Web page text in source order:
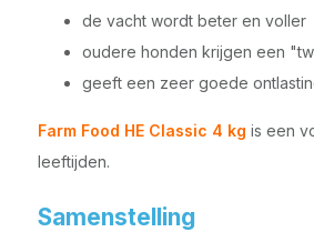
de vacht wordt beter en voller
oudere honden krijgen een
geeft een zeer goede
Farm Food HE Classic 4 kg is een
leeftijden.
Samenstelling